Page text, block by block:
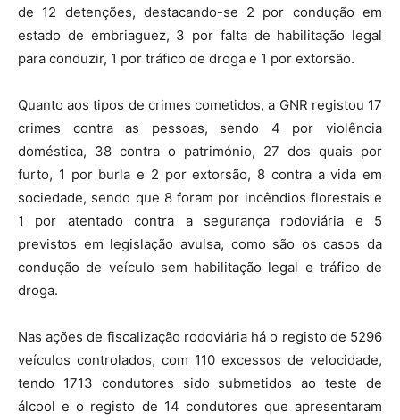
de 12 detenções, destacando-se 2 por condução em
estado de embriaguez, 3 por falta de habilitação legal
para conduzir, 1 por tráfico de droga e 1 por extorsão.
Quanto aos tipos de crimes cometidos, a GNR registou 17
crimes contra as pessoas, sendo 4 por violência
doméstica, 38 contra o património, 27 dos quais por
furto, 1 por burla e 2 por extorsão, 8 contra a vida em
sociedade, sendo que 8 foram por incêndios florestais e
1 por atentado contra a segurança rodoviária e 5
previstos em legislação avulsa, como são os casos da
condução de veículo sem habilitação legal e tráfico de
droga.
Nas ações de fiscalização rodoviária há o registo de 5296
veículos controlados, com 110 excessos de velocidade,
tendo 1713 condutores sido submetidos ao teste de
álcool e o registo de 14 condutores que apresentaram